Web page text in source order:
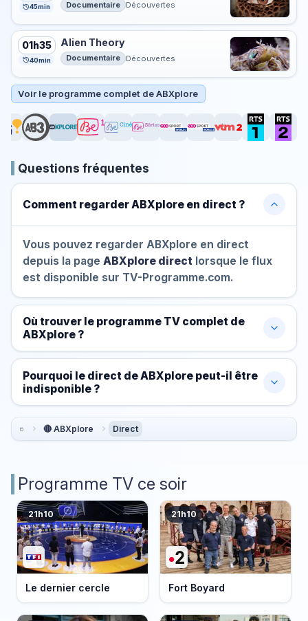
45min Documentaire Découvertes
01h35
40min
Alien Theory
Documentaire Découvertes
Voir le programme complet de ABXplore
Questions fréquentes
Comment regarder ABXplore en direct ?
Vous pouvez regarder ABXplore en direct
depuis la page ABXplore direct lorsque le flux
est disponible sur TV-Programme.com.
Où trouver le programme TV complet de
ABXplore ?
Pourquoi le direct de ABXplore peut-il être
indisponible ?
🔴 ABXplore Direct
Programme TV ce soir
21h10
Le dernier cercle
21h10
Fort Boyard